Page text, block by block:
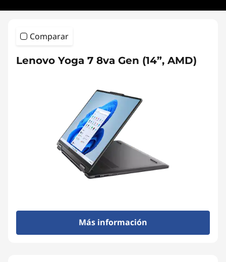
Comparar
Lenovo Yoga 7 8va Gen (14”, AMD)
Más información